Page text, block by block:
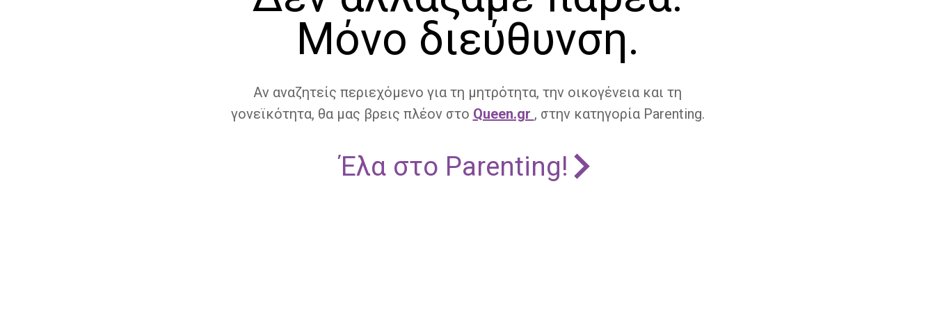
Μόνο διεύθυνση.
Αν αναζητείς περιεχόμενο για τη μητρότητα, την οικογένεια και τη
γονεϊκότητα, θα μας βρεις πλέον στο Queen.gr , στην κατηγορία Parenting.
Έλα στο Parenting!